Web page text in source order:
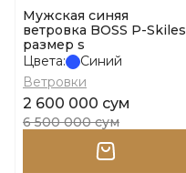
Мужская синяя
ветровка BOSS P-Skiles
размер s
Цвета:
Синий
Ветровки
2 600 000 сум
6 500 000 сум